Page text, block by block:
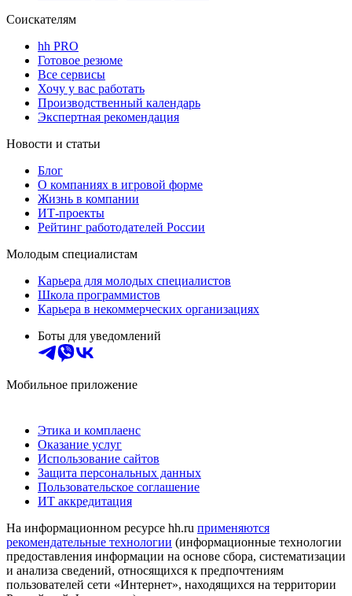
Соискателям
hh PRO
Готовое резюме
Все сервисы
Хочу у вас работать
Производственный календарь
Экспертная рекомендация
Новости и статьи
Блог
О компаниях в игровой форме
Жизнь в компании
ИТ-проекты
Рейтинг работодателей России
Молодым специалистам
Карьера для молодых специалистов
Школа программистов
Карьера в некоммерческих организациях
Боты для уведомлений
Мобильное приложение
Этика и комплаенс
Оказание услуг
Использование сайтов
Защита персональных данных
Пользовательское соглашение
ИТ аккредитация
На информационном ресурсе hh.ru применяются
рекомендательные технологии (информационные технологии
предоставления информации на основе сбора, систематизации
и анализа сведений, относящихся к предпочтениям
пользователей сети «Интернет», находящихся на территории